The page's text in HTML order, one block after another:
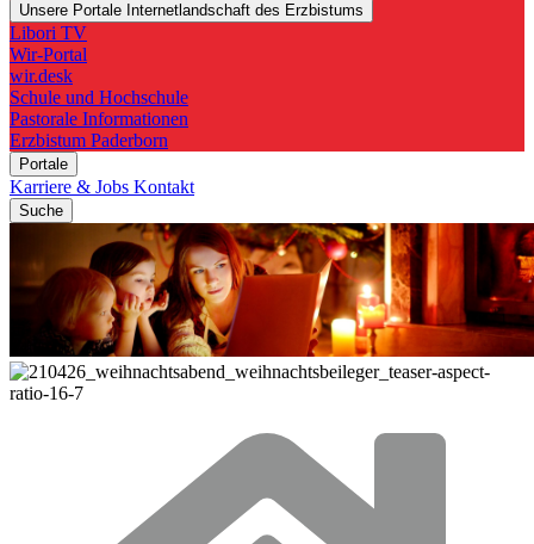
Unsere Portale Internetlandschaft des Erzbistums
Libori TV
Wir-Portal
wir.desk
Schule und Hochschule
Pastorale Informationen
Erzbistum Paderborn
Portale
Karriere & Jobs Kontakt
Suche